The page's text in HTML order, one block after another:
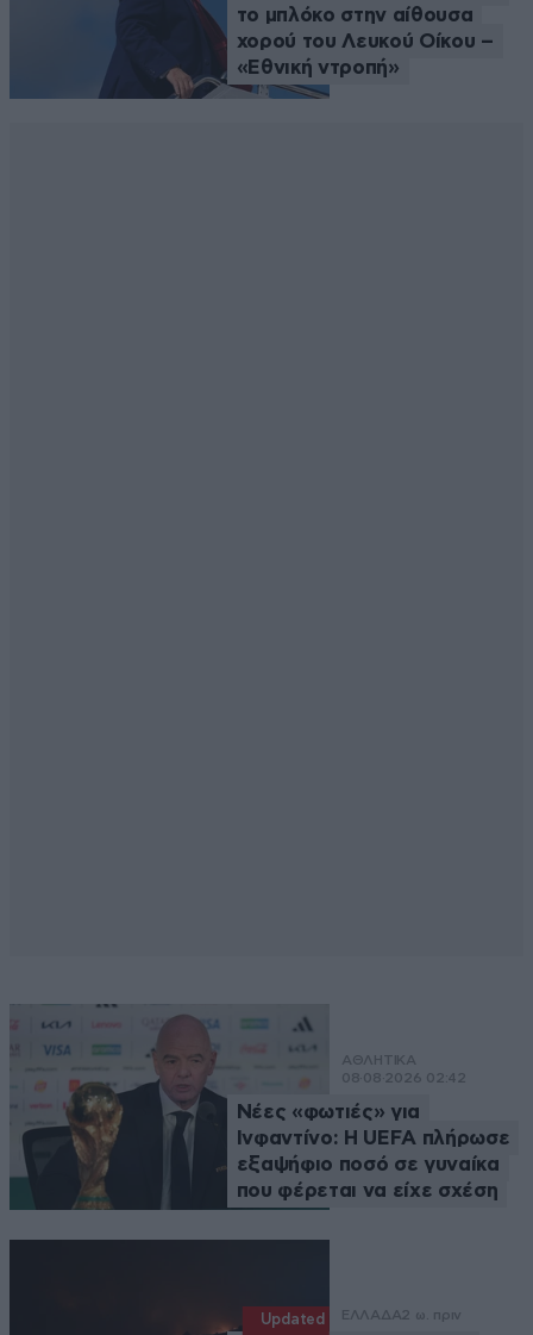
το μπλόκο στην αίθουσα
χορού του Λευκού Οίκου –
«Εθνική ντροπή»
ΑΘΛΗΤΙΚΑ
08·08·2026 02:42
Νέες «φωτιές» για
Ινφαντίνο: Η UEFA πλήρωσε
εξαψήφιο ποσό σε γυναίκα
που φέρεται να είχε σχέση
Updated ΕΛΛΑΔΑ2 ω. πριν